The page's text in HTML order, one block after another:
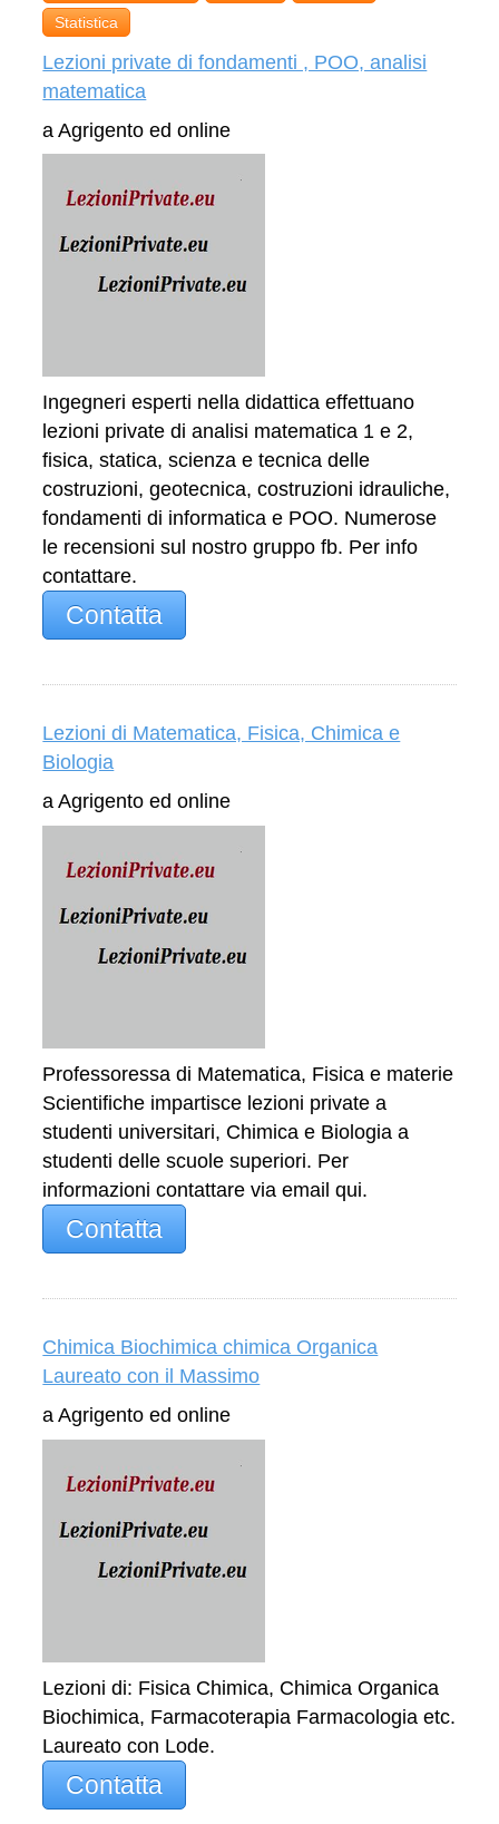
Statistica
Lezioni private di fondamenti , POO, analisi
matematica
a Agrigento ed online
Ingegneri esperti nella didattica effettuano
lezioni private di analisi matematica 1 e 2,
fisica, statica, scienza e tecnica delle
costruzioni, geotecnica, costruzioni idrauliche,
fondamenti di informatica e POO. Numerose
le recensioni sul nostro gruppo fb. Per info
contattare.
Contatta
Lezioni di Matematica, Fisica, Chimica e
Biologia
a Agrigento ed online
Professoressa di Matematica, Fisica e materie
Scientifiche impartisce lezioni private a
studenti universitari, Chimica e Biologia a
studenti delle scuole superiori. Per
informazioni contattare via email qui.
Contatta
Chimica Biochimica chimica Organica
Laureato con il Massimo
a Agrigento ed online
Lezioni di: Fisica Chimica, Chimica Organica
Biochimica, Farmacoterapia Farmacologia etc.
Laureato con Lode.
Contatta